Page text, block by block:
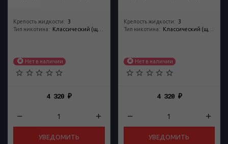
Крепость жидкости: 3
Тип никотина:
Нет в наличии
4 320₽
УВЕДОМИТЬ
Крепость жидкости: 3
Тип никотина:
Нет в наличии
4 320 ₽
УВЕДОМИТЬ